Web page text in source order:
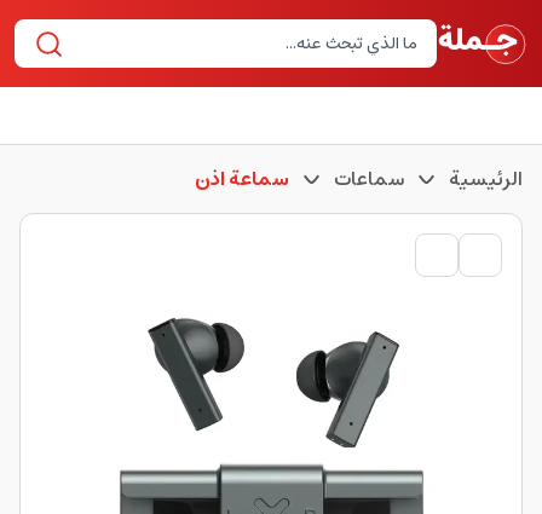
الرئيسية سماعات سماعة اذن